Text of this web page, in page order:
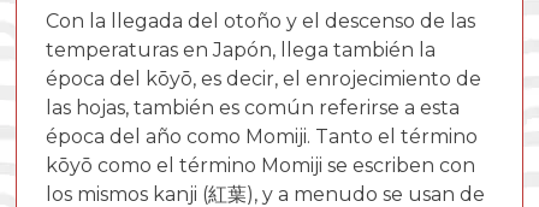
Con la llegada del otoño y el descenso de las
temperaturas en Japón, llega también la
época del kōyō, es decir, el enrojecimiento de
las hojas, también es común referirse a esta
época del año como Momiji. Tanto el término
kōyō como el término Momiji se escriben con
los mismos kanji (紅葉), y a menudo se usan de